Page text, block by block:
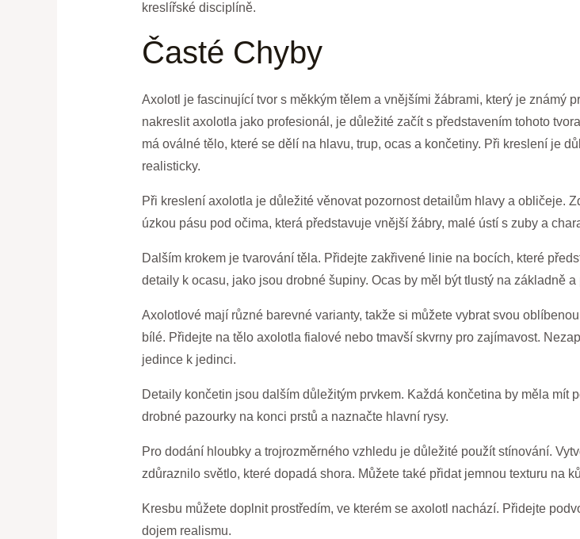
kreslířské disciplíně.
Časté Chyby
Axolotl je fascinující tvor s měkkým tělem a vnějšími žábrami, který je známý
nakreslit axolotla jako profesionál, je důležité začít s představením tohoto
má oválné tělo, které se dělí na hlavu, trup, ocas a končetiny. Při kreslení je
realisticky.
Při kreslení axolotla je důležité věnovat pozornost detailům hlavy a obličeje.
úzkou pásu pod očima, která představuje vnější žábry, malé ústí s zuby a
Dalším krokem je tvarování těla. Přidejte zakřivené linie na bocích, které
detaily k ocasu, jako jsou drobné šupiny. Ocas by měl být tlustý na základně
Axolotlové mají různé barevné varianty, takže si můžete vybrat svou
bílé. Přidejte na tělo axolotla fialové nebo tmavší skvrny pro zajímavost.
jedince k jedinci.
Detaily končetin jsou dalším důležitým prvkem. Každá končetina by měla mít
drobné pazourky na konci prstů a naznačte hlavní rysy.
Pro dodání hloubky a trojrozměrného vzhledu je důležité použít stínování.
zdůraznilo světlo, které dopadá shora. Můžete také přidat jemnou texturu na
Kresbu můžete doplnit prostředím, ve kterém se axolotl nachází. Přidejte
dojem realismu.